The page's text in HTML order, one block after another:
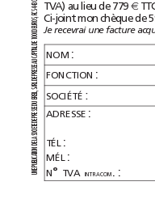
NOM :
FONCTION :
SOCIÉTÉ :
ADRESSE :
TÉL :
MÉL :
N° TVA INTRACOM .:
TVA) au lieu de 779 €
Ci-joint mon chèque de
Je recevrai une facture
U
N
E
P
U
B
LI
ATI
O
N
D
E
L
A
SO
CI
E
TE
D
E
P
RE
S
SE
D
U
B
REI
S
A
RL
D
E
P
RE
S
SE
AU
C
API
T
AL
1
0
0
0
E
U
RO
RC
S
4
43